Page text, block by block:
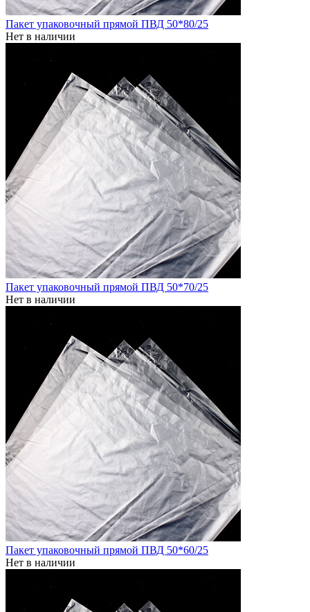
Пакет упаковочный прямой ПВД 50*80/25
Нет в наличии
Пакет упаковочный прямой ПВД 50*70/25
Нет в наличии
Пакет упаковочный прямой ПВД 50*60/25
Нет в наличии